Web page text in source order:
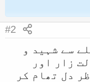
#2
سے شہید و
زار اور
دل تھام کر